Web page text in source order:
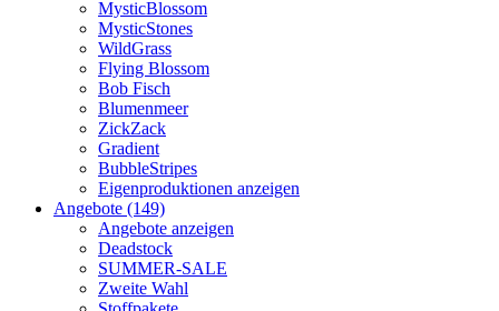
MysticBlossom
MysticStones
WildGrass
Flying Blossom
Bob Fisch
Blumenmeer
ZickZack
Gradient
BubbleStripes
Eigenproduktionen anzeigen
Angebote (149)
Angebote anzeigen
Deadstock
SUMMER-SALE
Zweite Wahl